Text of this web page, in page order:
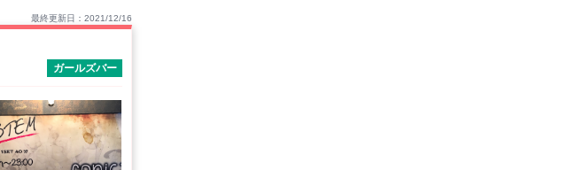
最終更新日：2021/12/16
ガールズバー